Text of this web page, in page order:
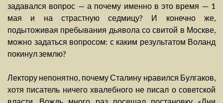
задавался вопрос — а почему именно в это время — 1
мая и на страстную седмицу? И конечно же,
подытоживая пребывания дьявола со свитой в Москве,
можно задаться вопросом: с каким результатом Воланд
покинул землю?
Лектору непонятно, почему Сталину нравился Булгаков,
хотя писатель ничего хвалебного не писал о советской
власти. Вождь много раз посещал постановку «Дни